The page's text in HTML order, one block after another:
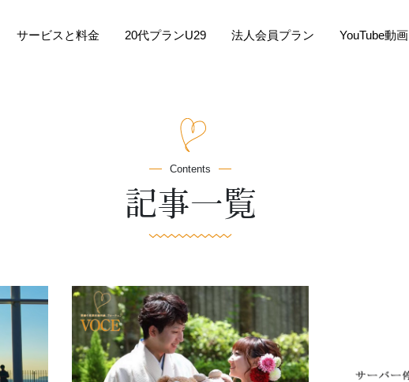
サービスと料金 20代プランU29 法人会員プラン YouTube動画
Contents
記事一覧